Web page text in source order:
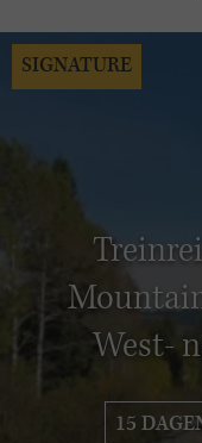
West-
15
SIGNATURE